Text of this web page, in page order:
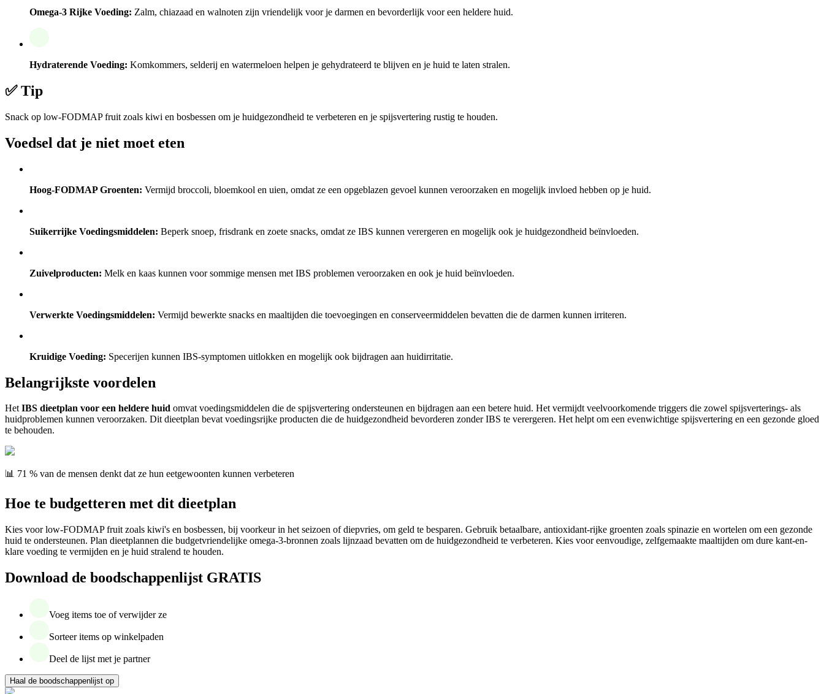
Omega-3 Rijke Voeding: Zalm, chiazaad en walnoten zijn vriendelijk voor je darmen en bevorderlijk voor een heldere huid.
Hydraterende Voeding: Komkommers, selderij en watermeloen helpen je gehydrateerd te blijven en je huid te laten stralen.
✅ Tip
Snack op low-FODMAP fruit zoals kiwi en bosbessen om je huidgezondheid te verbeteren en je spijsvertering rustig te houden.
Voedsel dat je niet moet eten
Hoog-FODMAP Groenten: Vermijd broccoli, bloemkool en uien, omdat ze een opgeblazen gevoel kunnen veroorzaken en mogelijk invloed hebben op je huid.
Suikerrijke Voedingsmiddelen: Beperk snoep, frisdrank en zoete snacks, omdat ze IBS kunnen verergeren en mogelijk ook je huidgezondheid beïnvloeden.
Zuivelproducten: Melk en kaas kunnen voor sommige mensen met IBS problemen veroorzaken en ook je huid beïnvloeden.
Verwerkte Voedingsmiddelen: Vermijd bewerkte snacks en maaltijden die toevoegingen en conserveermiddelen bevatten die de darmen kunnen irriteren.
Kruidige Voeding: Specerijen kunnen IBS-symptomen uitlokken en mogelijk ook bijdragen aan huidirritatie.
Belangrijkste voordelen
HetIBS dieetplan voor een heldere huid omvat voedingsmiddelen die de spijsvertering ondersteunen en bijdragen aan een betere huid. Het vermijdt veelvoorkomende triggers die zowel spijsverterings- als
huidproblemen kunnen veroorzaken. Dit dieetplan bevat voedingsrijke producten die de huidgezondheid bevorderen zonder IBS te verergeren. Het helpt om een evenwichtige spijsvertering en een gezonde gloed
te behouden.
📊 71 % van de mensen denkt dat ze hun eetgewoonten kunnen verbeteren
Hoe te budgetteren met dit dieetplan
Kies voor low-FODMAP fruit zoals kiwi's en bosbessen, bij voorkeur in het seizoen of diepvries, om geld te besparen. Gebruik betaalbare, antioxidant-rijke groenten zoals spinazie en wortelen om een gezonde
huid te ondersteunen. Plan dieetplannen die budgetvriendelijke omega-3-bronnen zoals lijnzaad bevatten om de huidgezondheid te verbeteren. Kies voor eenvoudige, zelfgemaakte maaltijden om dure kant-en-
klare voeding te vermijden en je huid stralend te houden.
Download de boodschappenlijst GRATIS
Voeg items toe of verwijder ze
Sorteer items op winkelpaden
Deel de lijst met je partner
Haal de boodschappenlijst op